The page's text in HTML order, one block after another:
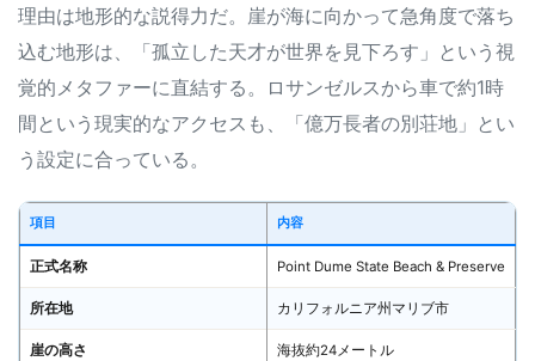
理由は地形的な説得力だ。崖が海に向かって急角度で落ち
込む地形は、「孤立した天才が世界を見下ろす」という視
覚的メタファーに直結する。ロサンゼルスから車で約1時
間という現実的なアクセスも、「億万長者の別荘地」とい
う設定に合っている。
項目 内容
正式名称 Point Dume State Beach & Preserve
所在地 カリフォルニア州マリブ市
崖の高さ 海抜約24メートル